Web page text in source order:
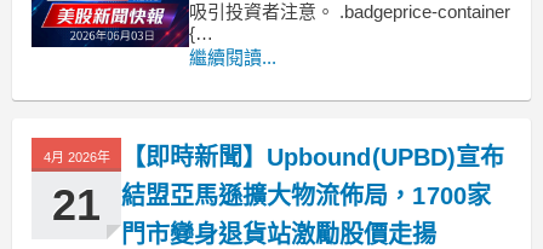
吸引投資者注意。 .badgeprice-container
{
display: flex !important;
繼續閱讀...
4月 2026年
21
【即時新聞】Upbound(UPBD)宣布
結盟亞馬遜擴大物流佈局，1700家
門市變身退貨站激勵股價走揚